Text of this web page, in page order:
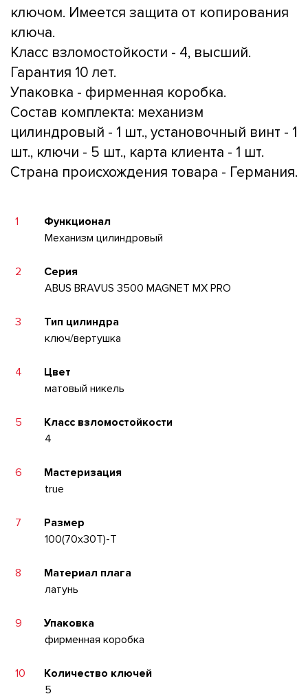
ключом. Имеется защита от копирования
ключа.
Класс взломостойкости - 4, высший.
Гарантия 10 лет.
Упаковка - фирменная коробка.
Состав комплекта: механизм
цилиндровый - 1 шт., установочный винт - 1
шт., ключи - 5 шт., карта клиента - 1 шт.
Страна происхождения товара - Германия.
1
Функционал
Механизм цилиндровый
2
Серия
ABUS BRAVUS 3500 MAGNET MX PRO
3
Тип цилиндра
ключ/вертушка
4
Цвет
матовый никель
5
Класс взломостойкости
4
6
Мастеризация
true
7
Размер
100(70x30T)-T
8
Материал плага
латунь
9
Упаковка
фирменная коробка
10
Количество ключей
5